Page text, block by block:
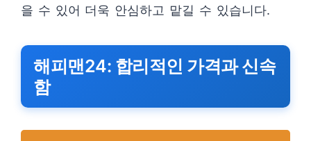
을 수 있어 더욱 안심하고 맡길 수 있습니다.
해피맨24: 합리적인 가격과 신속
함